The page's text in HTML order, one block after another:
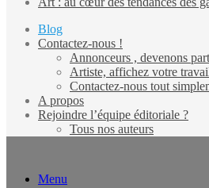
Blog
Contactez-nous !
Annonceurs , devenons
Artiste, affichez votre
Contactez-nous tout
A propos
Rejoindre l’équipe éditoriale ?
Tous nos auteurs
Menu